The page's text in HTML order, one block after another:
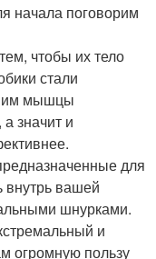
начала поговорим
чтобы их тело
стали
им мышцы
значит и
для
внутрь вашей
шнурками.
и
огромную пользу